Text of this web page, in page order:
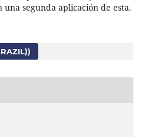
segunda aplicación de esta.